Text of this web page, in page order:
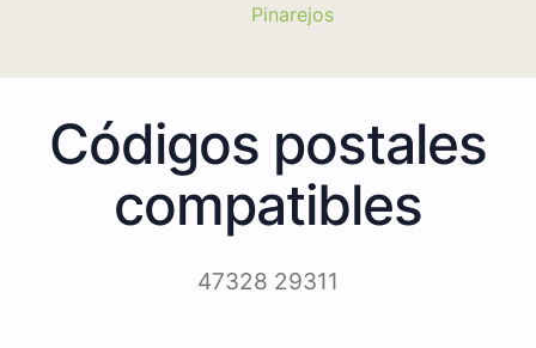
Pinarejos
Códigos postales
compatibles
47328 29311